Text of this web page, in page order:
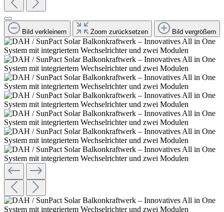
Bild verkleinern Zoom zurücksetzen Bild vergrößern